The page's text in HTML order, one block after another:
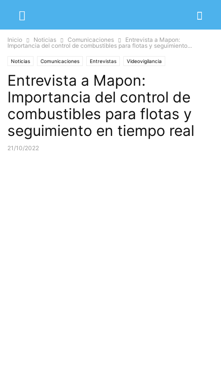
Inicio Noticias Comunicaciones
Entrevista a Mapon:
Importancia del control de combustibles para flotas y seguimiento...
Noticias Comunicaciones Entrevistas Videovigilancia
Entrevista a Mapon:
Importancia del control de
combustibles para flotas y
seguimiento en tiempo real
21/10/2022